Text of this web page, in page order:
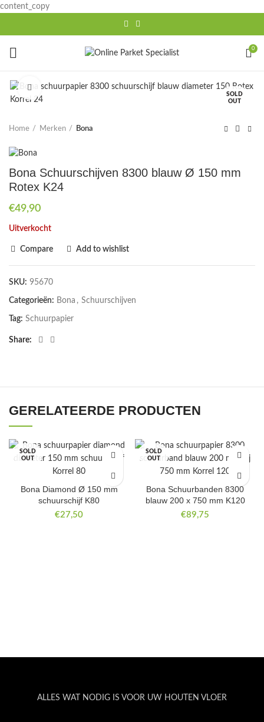
content_copy
0
SOLD
OUT
Click to enlarge
Home Merken Bona
Bona Schuurschijven 8300 blauw Ø 150 mm
Rotex K24
€49,90
Uitverkocht
Compare Add to wishlist
SKU: 95670
Categorieën: Bona , Schuurschijven
Tag: Schuurpapier
Share
GERELATEERDE PRODUCTEN
SOLD
OUT
Bona Diamond Ø 150 mm
schuurschijf K80
€27,50
SOLD
OUT
Bona Schuurbanden 8300
blauw 200 x 750 mm K120
€89,75
ALLES WAT NODIG IS VOOR UW HOUTEN VLOER